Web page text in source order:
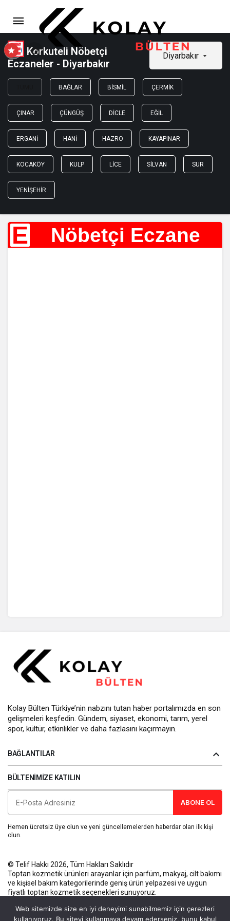
Korkuteli Nöbetçi
Eczaneler - Diyarbakır
Diyarbakır
BAĞLAR BISMIL ÇERMIK
ÇINAR ÇÜNGÜŞ DICLE EĞIL
ERGANI HANI HAZRO KAYAPINAR
KOCAKÖY KULP LICE SILVAN SUR
YENIŞEHIR
E Nöbetçi Eczane
Kolay Bülten Türkiye’nin nabzını tutan haber portalımızda en son
gelişmeleri keşfedin. Gündem, siyaset, ekonomi, tarım, yerel
spor, kültür, etkinlikler ve daha fazlasını kaçırmayın.
BAĞLANTILAR
BÜLTENIMIZE KATILIN
ABONE OL
Hemen ücretsiz üye olun ve yeni güncellemelerden haberdar olan ilk kişi
olun.
© Telif Hakkı 2026, Tüm Hakları Saklıdır
Toptan kozmetik ürünleri arayanlar için parfüm, makyaj, cilt bakımı
ve kişisel bakım kategorilerinde geniş ürün yelpazesi ve uygun
fiyatlı toptan kozmetik seçenekleri sunuyoruz.
Web sitemizde size en iyi deneyimi sunabilmemiz için çerezleri
kullanıyoruz. Bu siteyi kullanmaya devam ederseniz, bunu kabul